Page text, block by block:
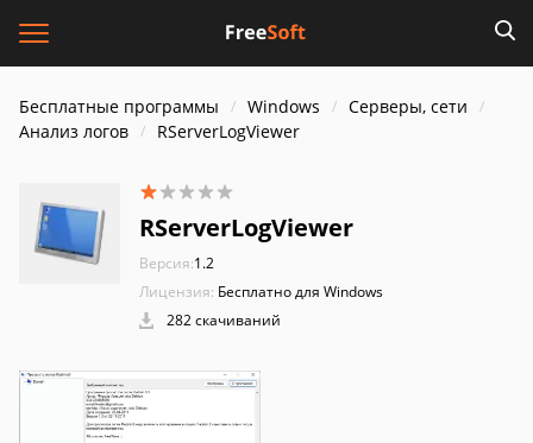
Бесплатные программы Windows
Серверы, сети
Анализ логов
RServerLogViewer
RServerLogViewer
Версия:1.2
Лицензия: Бесплатно для Windows
282 скачиваний